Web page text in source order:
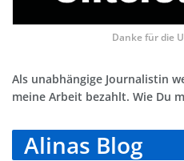
Danke für die
Als unabhängige Journalistin
meine Arbeit bezahlt. Wie Du
Alinas Blog